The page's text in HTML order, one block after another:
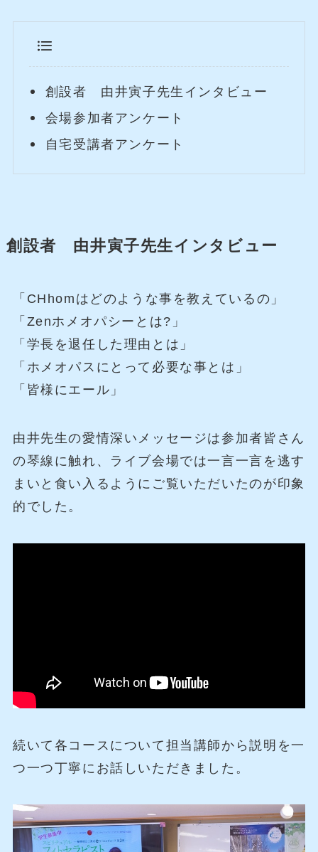
創設者 由井寅子先生インタビュー
会場参加者アンケート
自宅受講者アンケート
創設者 由井寅子先生インタビュー
「CHhomはどのような事を教えているの」
「Zenホメオパシーとは?」
「学長を退任した理由とは」
「ホメオパスにとって必要な事とは」
「皆様にエール」
由井先生の愛情深いメッセージは参加者皆さん
の琴線に触れ、ライブ会場では一言一言を逃す
まいと食い入るようにご覧いただいたのが印象
的でした。
続いて各コースについて担当講師から説明を一
つ一つ丁寧にお話しいただきました。